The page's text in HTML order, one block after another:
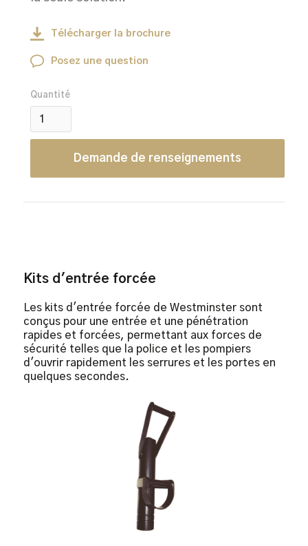
Télécharger la brochure
Posez une question
Quantité
Demande de renseignements
Kits d'entrée forcée
Les kits d'entrée forcée de Westminster sont
conçus pour une entrée et une pénétration
rapides et forcées, permettant aux forces de
sécurité telles que la police et les pompiers
d'ouvrir rapidement les serrures et les portes en
quelques secondes.